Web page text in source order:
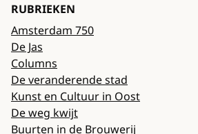
RUBRIEKEN
Amsterdam 750
De Jas
Columns
De veranderende stad
Kunst en Cultuur in Oost
De weg kwijt
Buurten in de Brouwerij